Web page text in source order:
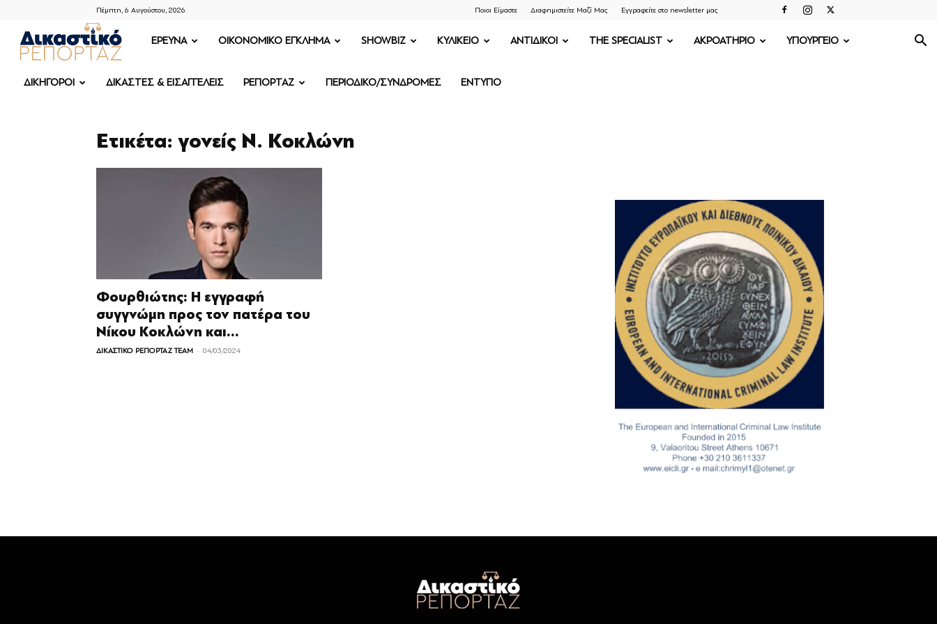
Πέμπτη, 6 Αυγούστου, 2026 Ποιοι Είμαστε Διαφημιστείτε Μαζί Μας Εγγραφείτε στο newsletter μας
ΔΙΚΑΣΤΙΚΟ
ΡΕΠΟΡΤΑΖ
ΕΡΕΥΝΑ OIKONOMIKO ΕΓΚΛΗΜΑ SHOWBIZ ΚΥΛΙΚΕΙΟ ΑΝΤΙΔΙΚΟΙ THE SPECIALIST ΑΚΡΟΑΤΗΡΙΟ ΥΠΟΥΡΓΕΙΟ
ΔΙΚΗΓΟΡΟΙ ΔΙΚΑΣΤΕΣ & ΕΙΣΑΓΓΕΛΕΙΣ ΡΕΠΟΡΤΑΖ ΠΕΡΙΟΔΙΚΟ/ΣΥΝΔΡΟΜΕΣ ΕΝΤΥΠΟ
Ετικέτα: γονείς Ν. Κοκλώνη
Φουρθιώτης: Η εγγραφή
συγγνώμη προς τον πατέρα του
Νίκου Κοκλώνη και...
ΔΙΚΑΣΤΙΚΟ ΡΕΠΟΡΤΑΖ TEAM - 04/03/2024